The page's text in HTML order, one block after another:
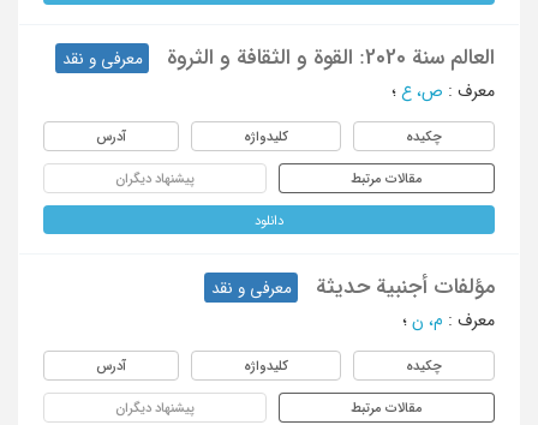
العالم سنة 2020: القوة و الثقافة و الثروة
معرفی و نقد
معرف : ص، ع ؛
چکیده کلیدواژه آدرس
مقالات مرتبط پیشنهاد دیگران
دانلود
مؤلفات أجنبیة حدیثة
معرفی و نقد
معرف : م، ن ؛
چکیده کلیدواژه آدرس
مقالات مرتبط پیشنهاد دیگران